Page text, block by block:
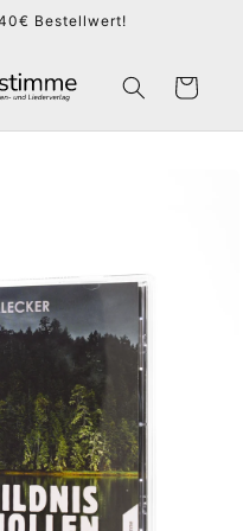
Bestellwert!
Warenkorb